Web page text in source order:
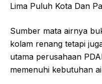
Lima Puluh Kota Dan
Sumber mata airnya
kolam renang tetapi
utama perusahaan
memenuhi kebutuhan